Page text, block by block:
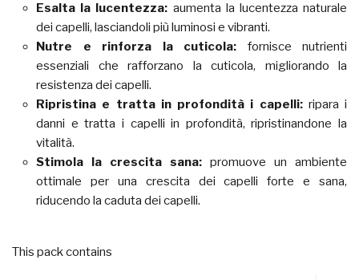
Esalta la lucentezza: aumenta la lucentezza naturale
dei capelli, lasciandoli più luminosi e vibranti.
Nutre e rinforza la cuticola: fornisce nutrienti
essenziali che rafforzano la cuticola, migliorando la
resistenza dei capelli.
Ripristina e tratta in profondità i capelli:ripara i
danni e tratta i capelli in profondità, ripristinandone la
vitalità.
Stimola la crescita sana: promuove un ambiente
ottimale per una crescita dei capelli forte e sana,
riducendo la caduta dei capelli.
This pack contains